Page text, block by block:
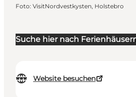
Suche hier nach
Website besuchen
Foto: VisitNordvestkysten, Holstebro